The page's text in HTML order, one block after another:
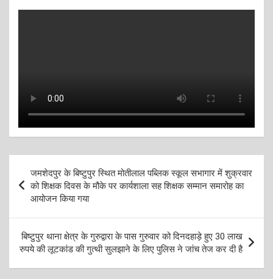
navigation
जमशेदपुर के बिष्टुपुर स्थित मोतीलाल पब्लिक स्कूल सभागार में शुक्रवार
को शिक्षक दिवस के मौके पर कार्यशाला सह शिक्षक सम्मान समारोह का
आयोजन किया गया
बिष्टुपुर थाना क्षेत्र के गुरुद्वारा के पास गुरुवार को दिनदहाड़े हुए 30 लाख
रुपये की लूटकांड की गुत्थी सुलझाने के लिए पुलिस ने जांच तेज कर दी है